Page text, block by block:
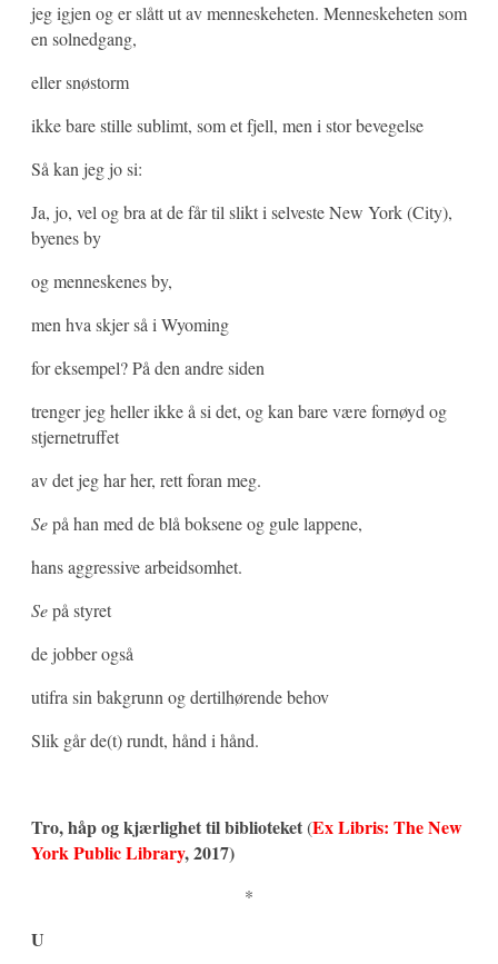
jeg igjen og er slått ut av menneskeheten. Menneskeheten som
en solnedgang,
eller snøstorm
ikke bare stille sublimt, som et fjell, men i stor bevegelse
Så kan jeg jo si:
Ja, jo, vel og bra at de får til slikt i selveste New York (City),
byenes by
og menneskenes by,
men hva skjer så i Wyoming
for eksempel? På den andre siden
trenger jeg heller ikke å si det, og kan bare være fornøyd og
stjernetruffet
av det jeg har her, rett foran meg.
Sepå han med de blå boksene og gule lappene,
hans aggressive arbeidsomhet.
Sepå styret
de jobber også
utifra sin bakgrunn og dertilhørende behov
Slik går de(t) rundt, hånd i hånd.
Tro, håp og kjærlighet til biblioteket(Ex Libris: The New
York Public Library, 2017)
*
U